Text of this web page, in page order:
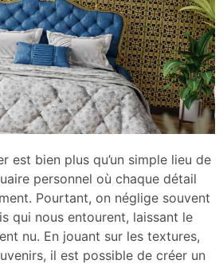
est bien plus qu’un simple lieu de
personnel où chaque détail
Pourtant, on néglige souvent
qui nous entourent, laissant le
nu. En jouant sur les textures,
il est possible de créer un